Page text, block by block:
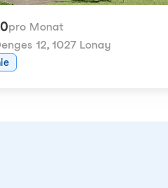
pro Monat
12, 1027 Lonay